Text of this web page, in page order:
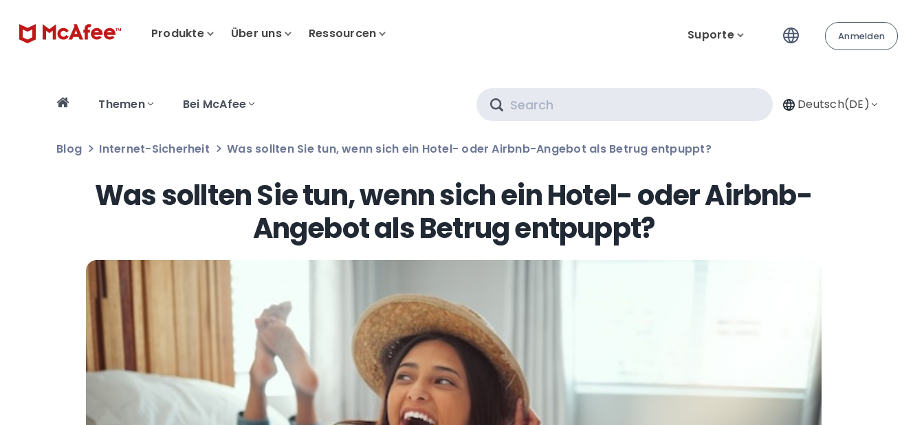
Produkte Über uns Ressourcen Suporte Anmelden
Themen Bei McAfee Deutsch(DE)
Blog Internet-Sicherheit Was sollten Sie tun, wenn sich ein Hotel- oder Airbnb-Angebot als Betrug entpuppt?
Was sollten Sie tun, wenn sich ein Hotel- oder Airbnb-
Angebot als Betrug entpuppt?